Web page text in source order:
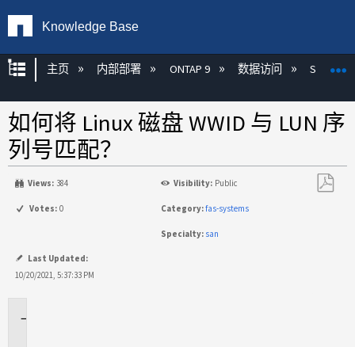
Knowledge Base
扩展/隐缩全局层次
主页 内部部署 ONTAP 9 数据访问 SAN
如何将 Linux 磁盘 WWID 与 LUN 序
列号匹配？
Views: 384 Visibility: Public
Votes: 0 Category:fas-systems
Specialty: san
Last Updated:
10/20/2021, 5:37:33 PM